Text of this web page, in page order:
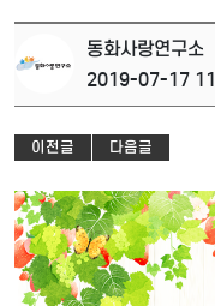
동화사랑연구소
2019-07-17
이전글 다음글